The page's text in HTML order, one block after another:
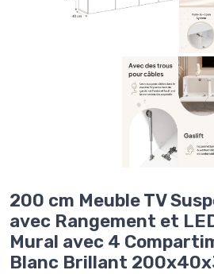
200 cm Meuble TV
avec Rangement et
Mural avec 4
Blanc Brillant